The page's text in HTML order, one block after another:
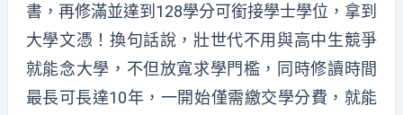
書，再修滿並達到128學分可銜接學士學位，拿到
大學文憑！換句話說，壯世代不用與高中生競爭
就能念大學，不但放寬求學門檻，同時修讀時間
最長可長達10年，一開始僅需繳交學分費，就能